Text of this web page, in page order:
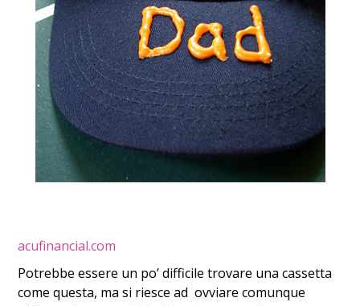
acufinancial.com
Potrebbe essere un po’ difficile trovare una cassetta
come questa, ma si riesce ad ovviare comunque